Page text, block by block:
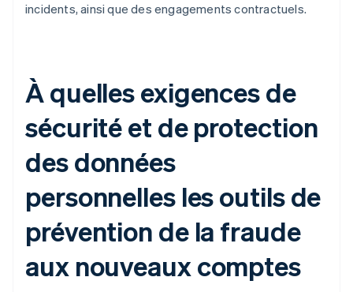
incidents, ainsi que des engagements contractuels.
À quelles exigences de
sécurité et de protection
des données
personnelles les outils de
prévention de la fraude
aux nouveaux comptes